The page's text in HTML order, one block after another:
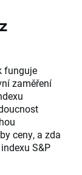
funguje
zaměření
ceny, a zda
S&P